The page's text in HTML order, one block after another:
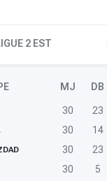
2 EST
MJ DB
30 23
30 14
30 23
30 5